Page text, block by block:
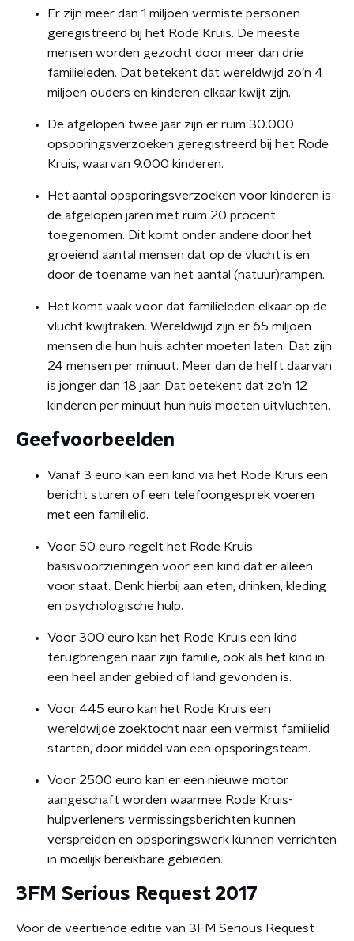
Er zijn meer dan 1 miljoen vermiste personen
geregistreerd bij het Rode Kruis. De meeste
mensen worden gezocht door meer dan drie
familieleden. Dat betekent dat wereldwijd zo’n 4
miljoen ouders en kinderen elkaar kwijt zijn.
De afgelopen twee jaar zijn er ruim 30.000
opsporingsverzoeken geregistreerd bij het Rode
Kruis, waarvan 9.000 kinderen.
Het aantal opsporingsverzoeken voor kinderen is
de afgelopen jaren met ruim 20 procent
toegenomen. Dit komt onder andere door het
groeiend aantal mensen dat op de vlucht is en
door de toename van het aantal (natuur)rampen.
Het komt vaak voor dat familieleden elkaar op de
vlucht kwijtraken. Wereldwijd zijn er 65 miljoen
mensen die hun huis achter moeten laten. Dat zijn
24 mensen per minuut. Meer dan de helft daarvan
is jonger dan 18 jaar. Dat betekent dat zo’n 12
kinderen per minuut hun huis moeten uitvluchten.
Geefvoorbeelden
Vanaf 3 euro kan een kind via het Rode Kruis een
bericht sturen of een telefoongesprek voeren
met een familielid.
Voor 50 euro regelt het Rode Kruis
basisvoorzieningen voor een kind dat er alleen
voor staat. Denk hierbij aan eten, drinken, kleding
en psychologische hulp.
Voor 300 euro kan het Rode Kruis een kind
terugbrengen naar zijn familie, ook als het kind in
een heel ander gebied of land gevonden is.
Voor 445 euro kan het Rode Kruis een
wereldwijde zoektocht naar een vermist familielid
starten, door middel van een opsporingsteam.
Voor 2500 euro kan er een nieuwe motor
aangeschaft worden waarmee Rode Kruis-
hulpverleners vermissingsberichten kunnen
verspreiden en opsporingswerk kunnen verrichten
in moeilijk bereikbare gebieden.
3FM Serious Request 2017
Voor de veertiende editie van 3FM Serious Request